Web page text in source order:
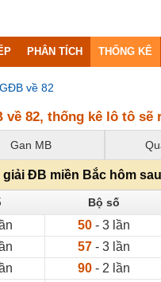
PHÂN TÍCH THỐNG KÊ
về 82
về 82, thống kê lô tô sẽ
Gan MB
giải ĐB miền Bắc hôm
Bộ số
50 - 3 lần
57 - 3 lần
90 - 2 lần